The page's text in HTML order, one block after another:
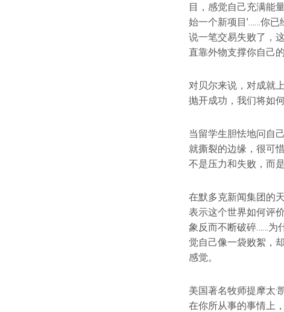
目，感觉自己充满能
始一个新项目’……你
说一笔交易失败了，
直靠外物支撑你自己
对贝尔来说，对成就
抛开成功，我们将如
当留学生胆怯地问自
就撕裂的边缘，很可
不是压力和失败，而
在默多克新闻集团的
表示这个世界如何评
象反而不断破碎……为
觉自己像一袋败絮，
感觉。
美国著名牧师提摩太·
在你所从事的事情上